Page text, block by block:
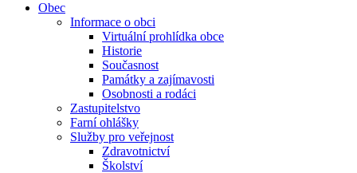
Obec
Informace o obci
Virtuální prohlídka obce
Historie
Současnost
Památky a zajímavosti
Osobnosti a rodáci
Zastupitelstvo
Farní ohlášky
Služby pro veřejnost
Zdravotnictví
Školství